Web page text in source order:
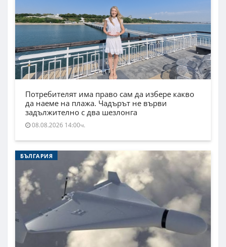
Потребителят има право сам да избере какво
да наеме на плажа. Чадърът не върви
задължително с два шезлонга
08.08.2026 14:00ч.
БЪЛГАРИЯ